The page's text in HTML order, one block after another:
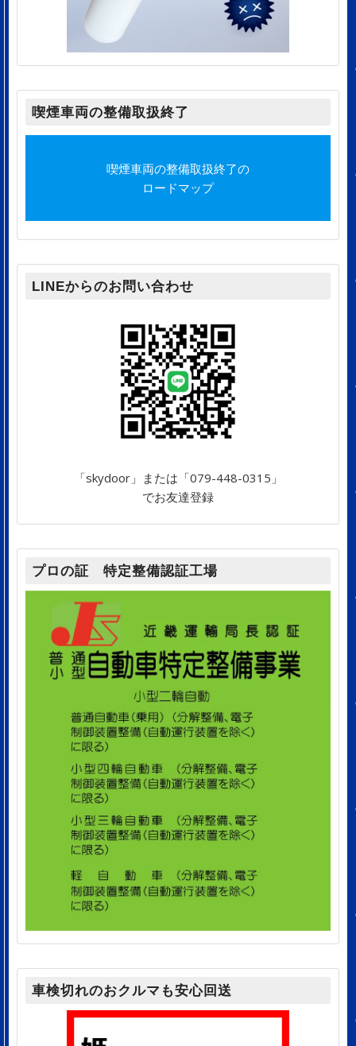
喫煙車両の整備取扱終了
喫煙車両の整備取扱終了の
ロードマップ
LINEからのお問い合わせ
「skydoor」または「079-448-0315」
でお友達登録
プロの証 特定整備認証工場
車検切れのおクルマも安心回送